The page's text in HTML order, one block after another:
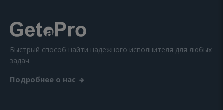
Быстрый способ найти надежного исполнителя для любых
задач.
Подробнее о нас